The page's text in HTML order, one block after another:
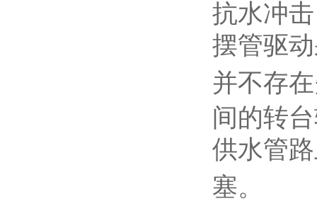
抗水冲
摆管驱
并不存
间的转
供水管
塞。